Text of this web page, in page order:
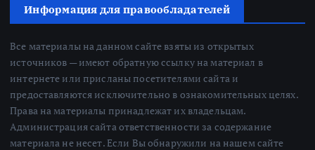
Информация для правообладателей
Все материалы на данном сайте взяты из открытых
источников — имеют обратную ссылку на материал в
интернете или присланы посетителями сайта и
предоставляются исключительно в ознакомительных целях.
Права на материалы принадлежат их владельцам.
Администрация сайта ответственности за содержание
материала не несет. Если Вы обнаружили на нашем сайте